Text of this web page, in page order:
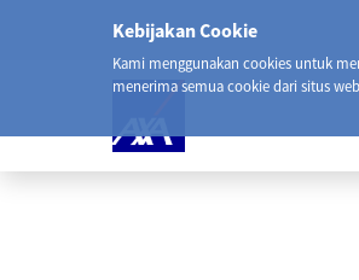
Kebijakan Cookie
Kami menggunakan cookies untuk
menerima semua cookie dari situs